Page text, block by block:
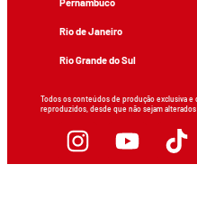
Pernambuco
Rio de Janeiro
Rio Grande do Sul
Todos os conteúdos de produção exclusiva
reproduzidos, desde que não sejam